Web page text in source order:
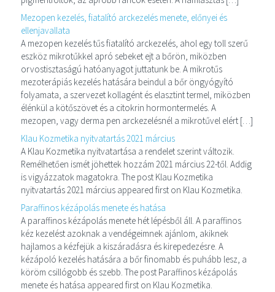
Mezopen kezelés, fiatalító arckezelés menete, előnyei és
ellenjavallata
A mezopen kezelés tűs fiatalító arckezelés, ahol egy toll szerű
eszköz mikrotűkkel apró sebeket ejt a bőrön, miközben
orvostisztaságú hatóanyagot juttatunk be. A mikrotűs
mezoterápiás kezelés hatására beindul a bőr öngyógyító
folyamata, a szervezet kollagént és elasztint termel, miközben
élénkül a kötőszövet és a citokrin hormontermelés. A
mezopen, vagy derma pen arckezelésnél a mikrotűvel elért […]
Klau Kozmetika nyitvatartás 2021 március
A Klau Kozmetika nyitvatartása a rendelet szerint változik.
Remélhetően ismét jöhettek hozzám 2021 március 22-től. Addig
is vigyázzatok magatokra. The post Klau Kozmetika
nyitvatartás 2021 március appeared first on Klau Kozmetika.
Paraffinos kézápolás menete és hatása
A paraffinos kézápolás menete hét lépésből áll. A paraffinos
kéz kezelést azoknak a vendégeimnek ajánlom, akiknek
hajlamos a kézfejük a kiszáradásra és kirepedezésre. A
kézápoló kezelés hatására a bőr finomabb és puhább lesz, a
köröm csillógobb és szebb. The post Paraffinos kézápolás
menete és hatása appeared first on Klau Kozmetika.